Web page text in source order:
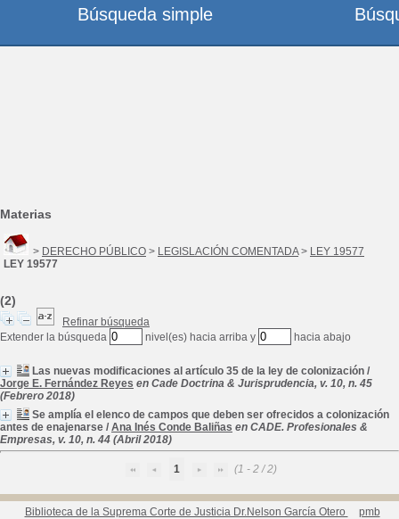
Materias
> DERECHO PÚBLICO > LEGISLACIÓN COMENTADA> LEY 19577
LEY 19577
(2)
Refinar búsqueda
Extender la búsqueda
nivel(es) hacia arriba y hacia abajo
Las nuevas modificaciones al artículo 35 de la ley de colonización /
Jorge E. Fernández Reyes en Cade Doctrina & Jurisprudencia, v. 10, n. 45
(Febrero 2018)
Se amplía el elenco de campos que deben ser ofrecidos a colonización
antes de enajenarse / Ana Inés Conde Baliñas en CADE. Profesionales &
Empresas, v. 10, n. 44 (Abril 2018)
1 (1 - 2 / 2)
Biblioteca de la Suprema Corte de Justicia Dr.Nelson García Otero pmb
Búsqueda simple